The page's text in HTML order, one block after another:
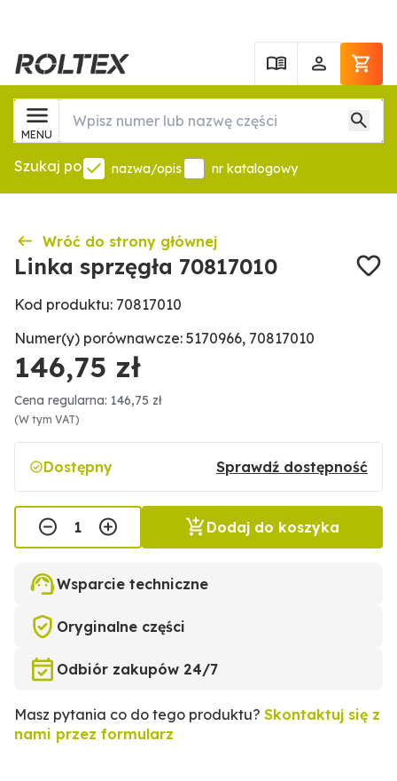
MENU
Szukaj po nazwa/opis nr katalogowy
Wróć do strony głównej
Linka sprzęgła 70817010
Kod produktu: 70817010
Numer(y) porównawcze: 5170966, 70817010
146,75 zł
Cena regularna: 146,75 zł
(W tym VAT)
Dostępny Sprawdź dostępność
Dodaj do koszyka
Wsparcie techniczne
Oryginalne części
Odbiór zakupów 24/7
Masz pytania co do tego produktu? Skontaktuj się z
nami przez formularz